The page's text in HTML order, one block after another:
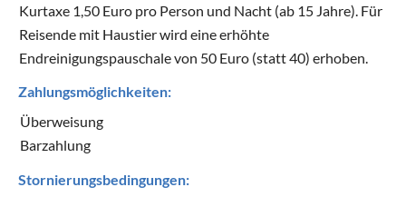
Kurtaxe 1,50 Euro pro Person und Nacht (ab 15 Jahre). Für
Reisende mit Haustier wird eine erhöhte
Endreinigungspauschale von 50 Euro (statt 40) erhoben.
Zahlungsmöglichkeiten:
Überweisung
Barzahlung
Stornierungsbedingungen: